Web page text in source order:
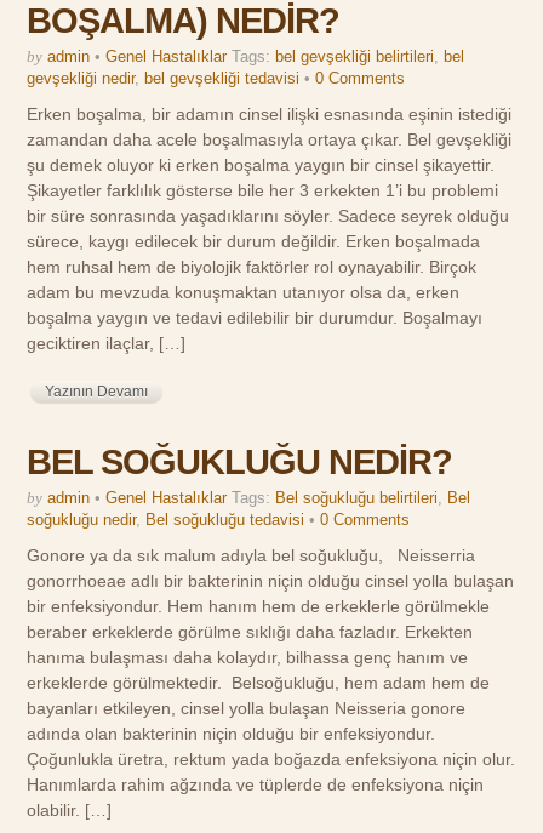
BOŞALMA) NEDİR?
by admin • Genel Hastalıklar Tags: bel gevşekliği belirtileri, bel
gevşekliği nedir, bel gevşekliği tedavisi •0 Comments
Erken boşalma, bir adamın cinsel ilişki esnasında eşinin istediği
zamandan daha acele boşalmasıyla ortaya çıkar. Bel gevşekliği
şu demek oluyor ki erken boşalma yaygın bir cinsel şikayettir.
Şikayetler farklılık gösterse bile her 3 erkekten 1’i bu problemi
bir süre sonrasında yaşadıklarını söyler. Sadece seyrek olduğu
sürece, kaygı edilecek bir durum değildir. Erken boşalmada
hem ruhsal hem de biyolojik faktörler rol oynayabilir. Birçok
adam bu mevzuda konuşmaktan utanıyor olsa da, erken
boşalma yaygın ve tedavi edilebilir bir durumdur. Boşalmayı
geciktiren ilaçlar, […]
Yazının Devamı
BEL SOĞUKLUĞU NEDİR?
by admin • Genel Hastalıklar Tags: Bel soğukluğu belirtileri
Bel
soğukluğu nedir, Bel soğukluğu tedavisi •0 Comments
Gonore ya da sık malum adıyla bel soğukluğu, Neisserria
gonorrhoeae adlı bir bakterinin niçin olduğu cinsel yolla bulaşan
bir enfeksiyondur. Hem hanım hem de erkeklerle görülmekle
beraber erkeklerde görülme sıklığı daha fazladır. Erkekten
hanıma bulaşması daha kolaydır, bilhassa genç hanım ve
erkeklerde görülmektedir. Belsoğukluğu, hem adam hem de
bayanları etkileyen, cinsel yolla bulaşan Neisseria gonore
adında olan bakterinin niçin olduğu bir enfeksiyondur.
Çoğunlukla üretra, rektum yada boğazda enfeksiyona niçin olur.
Hanımlarda rahim ağzında ve tüplerde de enfeksiyona niçin
olabilir. […]